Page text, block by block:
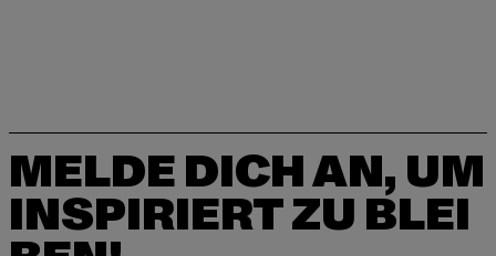
MELDE DICH AN, UM
INSPIRIERT ZU BLEI